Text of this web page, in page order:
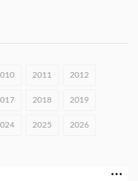
при правительстве
2011 2012
2018 2019
2025 2026